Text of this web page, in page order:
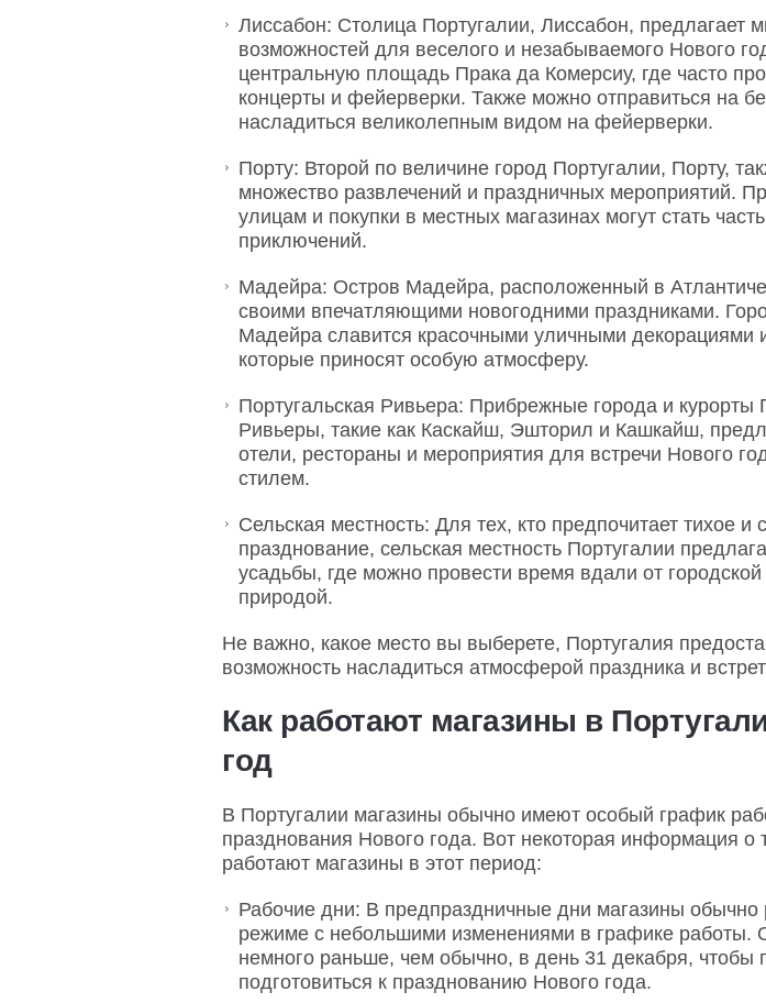
Лиссабон: Столица Португалии, Лиссабон, предлагает
возможностей для веселого и незабываемого Нового
центральную площадь Прака да Комерсиу, где часто
концерты и фейерверки. Также можно отправиться на
насладиться великолепным видом на фейерверки.
Порту: Второй по величине город Португалии, Порту,
множество развлечений и праздничных мероприятий.
улицам и покупки в местных магазинах могут стать
приключений.
Мадейра: Остров Мадейра, расположенный в
своими впечатляющими новогодними праздниками.
Мадейра славится красочными уличными декорациями
которые приносят особую атмосферу.
Португальская Ривьера: Прибрежные города и курорты
Ривьеры, такие как Каскайш, Эшторил и Кашкайш,
отели, рестораны и мероприятия для встречи Нового
стилем.
Сельская местность: Для тех, кто предпочитает тихое и
празднование, сельская местность Португалии
усадьбы, где можно провести время вдали от
природой.
Не важно, какое место вы выберете, Португалия
возможность насладиться атмосферой праздника и
Как работают магазины в
год
В Португалии магазины обычно имеют особый график
празднования Нового года. Вот некоторая информация о
работают магазины в этот период:
Рабочие дни: В предпраздничные дни магазины
режиме с небольшими изменениями в графике работы.
немного раньше, чем обычно, в день 31 декабря, чтобы
подготовиться к празднованию Нового года.